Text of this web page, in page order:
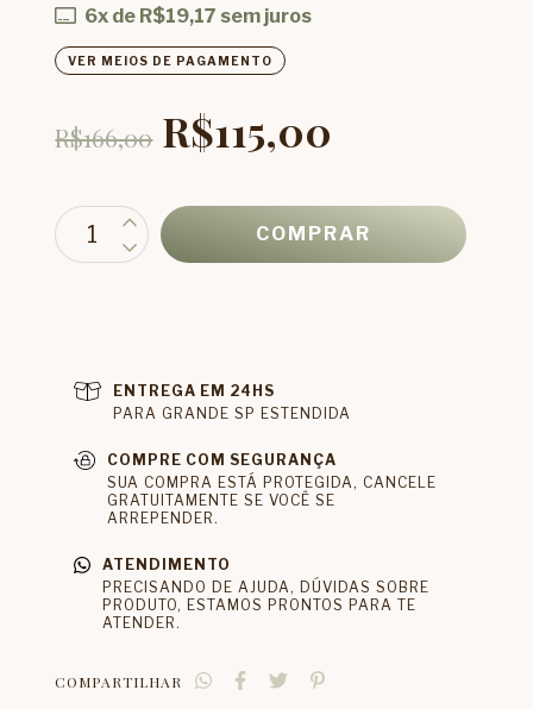
6x de R$19,17 sem juros
VER MEIOS DE PAGAMENTO
R$166,00 R$115,00
ENTREGA EM 24HS
PARA GRANDE SP ESTENDIDA
COMPRE COM SEGURANÇA
SUA COMPRA ESTÁ PROTEGIDA, CANCELE
GRATUITAMENTE SE VOCÊ SE
ARREPENDER.
ATENDIMENTO
PRECISANDO DE AJUDA, DÚVIDAS SOBRE
PRODUTO, ESTAMOS PRONTOS PARA TE
ATENDER.
COMPARTILHAR